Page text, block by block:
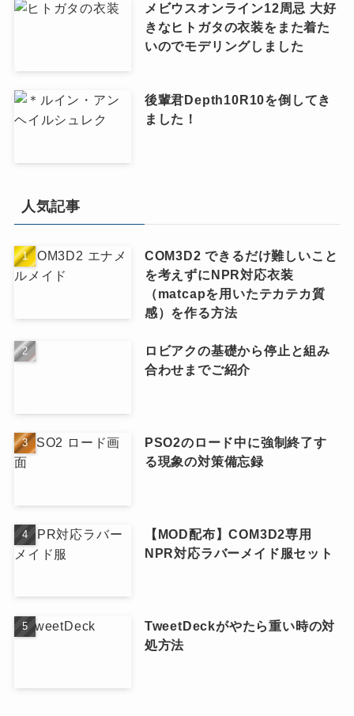
メビウスオンライン12周忌 大好
きなヒトガタの衣装をまた着た
いのでモデリングしました
後輩君Depth10R10を倒してき
ました！
人気記事
COM3D2 できるだけ難しいこと
を考えずにNPR対応衣装
（matcapを用いたテカテカ質
感）を作る方法
ロビアクの基礎から停止と組み
合わせまでご紹介
PSO2のロード中に強制終了す
る現象の対策備忘録
【MOD配布】COM3D2専用
NPR対応ラバーメイド服セット
TweetDeckがやたら重い時の対
処方法